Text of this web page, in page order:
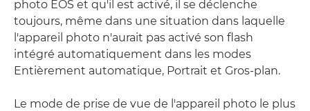
photo EOS et qu'il est activé, il se déclenche
toujours, même dans une situation dans laquelle
l'appareil photo n'aurait pas activé son flash
intégré automatiquement dans les modes
Entièrement automatique, Portrait et Gros-plan.
Le mode de prise de vue de l'appareil photo le plus